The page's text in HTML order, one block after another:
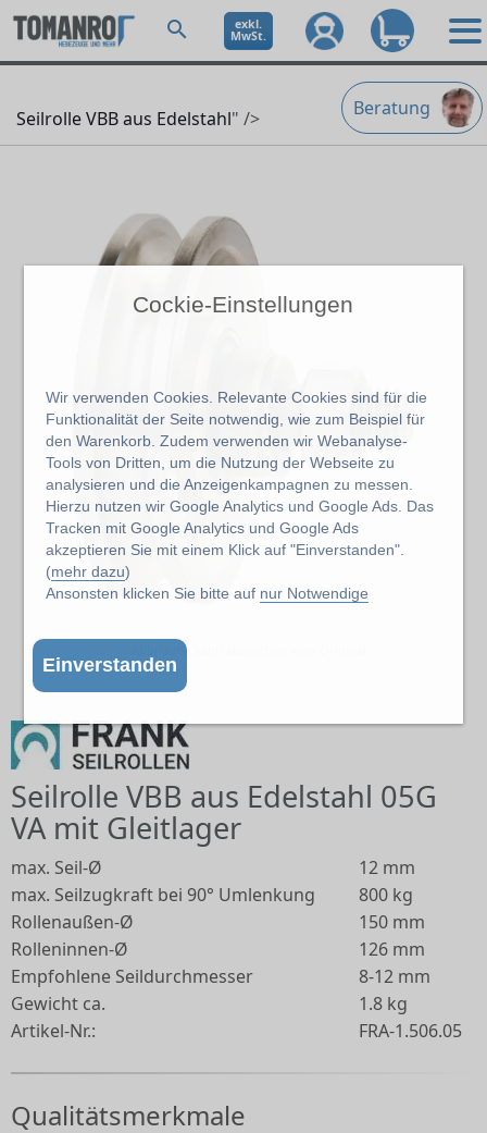
Cockie-Einstellungen
Wir verwenden Cookies. Relevante Cookies sind für die
Funktionalität der Seite notwendig, wie zum Beispiel für
den Warenkorb. Zudem verwenden wir Webanalyse-
Tools von Dritten, um die Nutzung der Webseite zu
analysieren und die Anzeigenkampagnen zu messen.
Hierzu nutzen wir Google Analytics und Google Ads. Das
Tracken mit Google Analytics und Google Ads
akzeptieren Sie mit einem Klick auf "Einverstanden".
(mehr dazu)
Ansonsten klicken Sie bitte auf nur Notwendige
Einverstanden
exkl.
MwSt.
Beratung
Seilrolle VBB aus Edelstahl" />
Abbildung kann abweichen vom Original
Seilrolle VBB aus Edelstahl 05G
VA mit Gleitlager
max. Seil-Ø
12 mm
max. Seilzugkraft bei 90° Umlenkung
800 kg
Rollenaußen-Ø
150 mm
Rolleninnen-Ø
126 mm
Empfohlene Seildurchmesser
8-12 mm
Gewicht ca.
1.8 kg
Artikel-Nr.:
FRA-1.506.05
Qualitätsmerkmale